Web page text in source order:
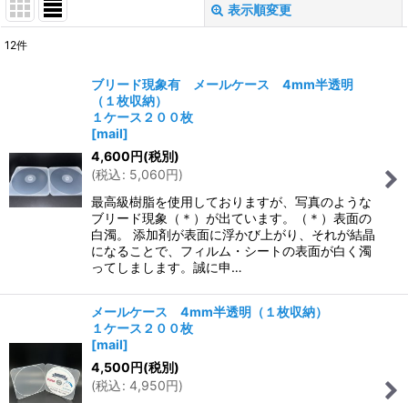
表示順変更
12件
ブリード現象有 メールケース 4mm半透明
（１枚収納）
１ケース２００枚
[mail]
4,600円(税別)
(税込: 5,060円)
最高級樹脂を使用しておりますが、写真のような
ブリード現象（＊）が出ています。（＊）表面の
白濁。 添加剤が表面に浮かび上がり、それが結晶
になることで、フィルム・シートの表面が白く濁
ってしまします。誠に申…
メールケース 4mm半透明（１枚収納）
１ケース２００枚
[mail]
4,500円(税別)
(税込: 4,950円)